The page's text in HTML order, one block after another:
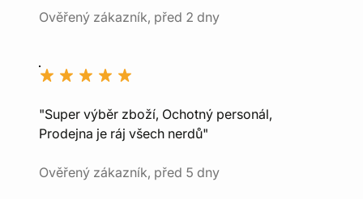
Ověřený zákazník, před 2 dny
"Super výběr zboží, Ochotný personál,
Prodejna je ráj všech nerdů"
Ověřený zákazník, před 5 dny